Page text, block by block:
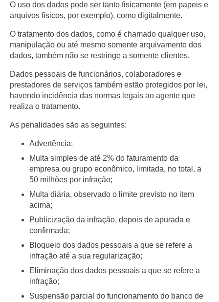
O uso dos dados pode ser tanto fisicamente (em papeis e
arquivos físicos, por exemplo), como digitalmente.
O tratamento dos dados, como é chamado qualquer uso,
manipulação ou até mesmo somente arquivamento dos
dados, também não se restringe a somente clientes.
Dados pessoais de funcionários, colaboradores e
prestadores de serviços também estão protegidos por lei,
havendo incidência das normas legais ao agente que
realiza o tratamento.
As penalidades são as seguintes:
Advertência;
Multa simples de até 2% do faturamento da
empresa ou grupo econômico, limitada, no total, a
50 milhões por infração;
Multa diária, observado o limite previsto no item
acima;
Publicização da infração, depois de apurada e
confirmada;
Bloqueio dos dados pessoais a que se refere a
infração até a sua regularização;
Eliminação dos dados pessoais a que se refere a
infração;
Suspensão parcial do funcionamento do banco de